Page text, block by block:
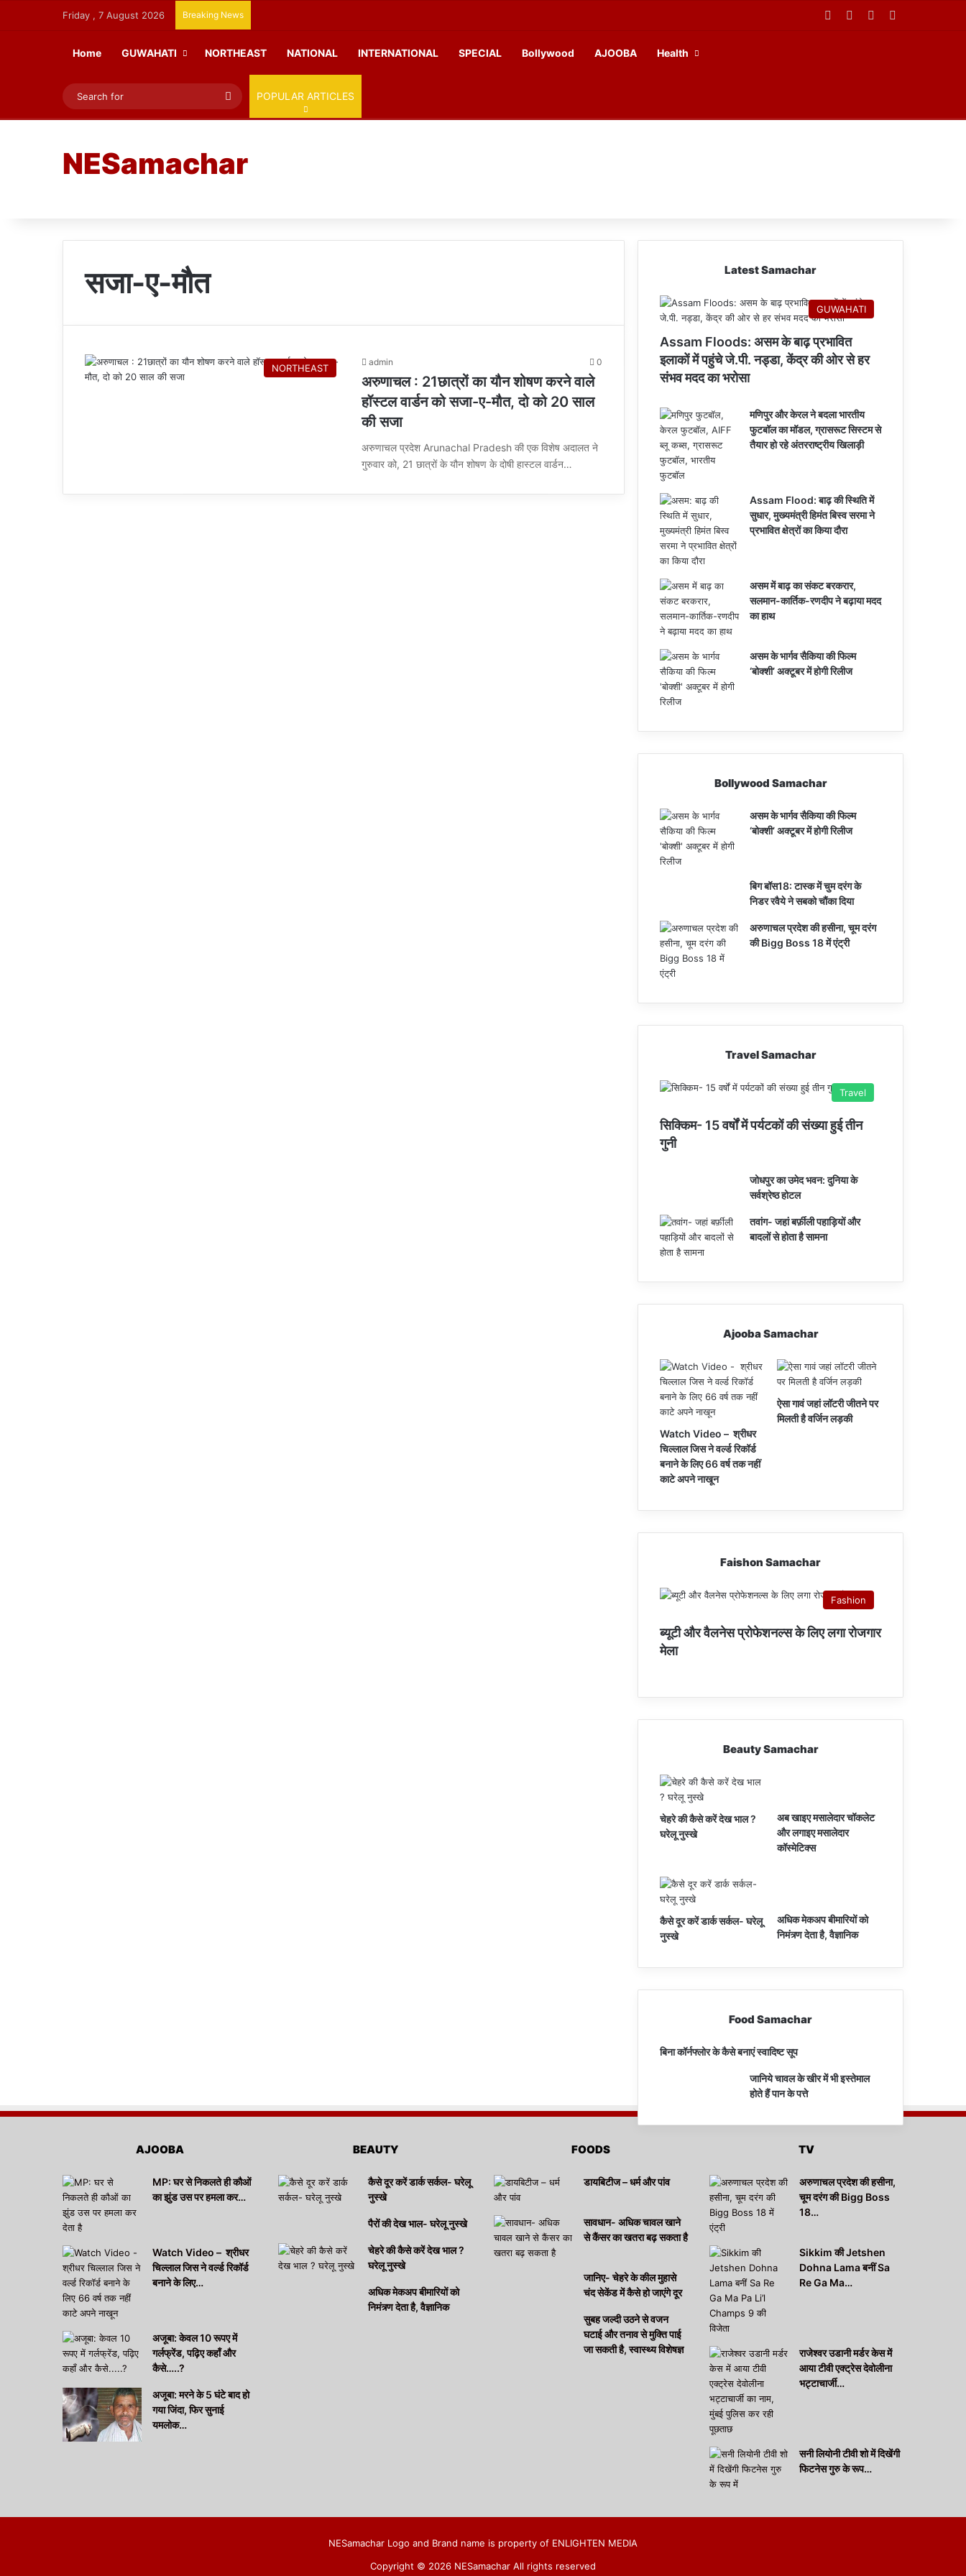
Friday , 7 August 2026 Breaking News Facebook YouTube
Home GUWAHATI NORTHEAST NATIONAL INTERNATIONAL SPECIAL Bollywood AJOOBA Health
Search
for
POPULAR ARTICLES
NESamachar
सजा-ए-मौत
NORTHEAST
admin 0
अरुणाचल : 21छात्रों का यौन शोषण करने वाले
हॉस्टल वार्डन को सजा-ए-मौत, दो को 20 साल
की सजा
अरुणाचल प्रदेश Arunachal Pradesh की एक विशेष अदालत ने
गुरुवार को, 21 छात्रों के यौन शोषण के दोषी हास्टल वार्डन…
Latest Samachar
GUWAHATI
Assam Floods: असम के बाढ़ प्रभावित
इलाकों में पहुंचे जे.पी. नड्डा, केंद्र की ओर से हर
संभव मदद का भरोसा
मणिपुर और केरल ने बदला भारतीय
फुटबॉल का मॉडल, ग्रासरूट सिस्टम से
तैयार हो रहे अंतरराष्ट्रीय खिलाड़ी
Assam Flood: बाढ़ की स्थिति में
सुधार, मुख्यमंत्री हिमंत बिस्व सरमा ने
प्रभावित क्षेत्रों का किया दौरा
असम में बाढ़ का संकट बरकरार,
सलमान-कार्तिक-रणदीप ने बढ़ाया मदद
का हाथ
असम के भार्गव सैकिया की फिल्म
‘बोक्शी’ अक्टूबर में होगी रिलीज
Bollywood Samachar
असम के भार्गव सैकिया की फिल्म
‘बोक्शी’ अक्टूबर में होगी रिलीज
बिग बॉस18: टास्क में चुम दरंग के
निडर रवैये ने सबको चौंका दिया
अरुणाचल प्रदेश की हसीना, चूम दरंग
की Bigg Boss 18 में एंट्री
Travel Samachar
Travel
सिक्किम- 15 वर्षों में पर्यटकों की संख्या हुई तीन
गुनी
जोधपुर का उमेद भवन: दुनिया के
सर्वश्रेष्ठ होटल
तवांग- जहां बर्फ़ीली पहाड़ियों और
बादलों से होता है सामना
Ajooba Samachar
Watch Video – श्रीधर
चिल्लाल जिस ने वर्ल्ड रिकॉर्ड
बनाने के लिए 66 वर्ष तक नहीं
काटे अपने नाखून
ऐसा गावं जहां लॉटरी जीतने पर
मिलती है वर्जिन लड़की
Faishon Samachar
Fashion
ब्यूटी और वैलनेस प्रोफेशनल्स के लिए लगा रोजगार
मेला
Beauty Samachar
चेहरे की कैसे करें देख भाल ?
घरेलू नुस्खे
अब खाइए मसालेदार चॉकलेट
और लगाइए मसालेदार
कॉस्‍मेटिक्‍स
कैसे दूर करें डार्क सर्कल- घरेलू
नुस्खे
अधिक मेकअप बीमारियों को
निमंत्र्ण देता है, वैज्ञानिक
Food Samachar
बिना कॉर्नफ्लोर के कैसे बनाएं स्वादिष्ट सूप
जानिये चावल के खीर में भी इस्तेमाल
होते हैं पान के पत्ते
AJOOBA
MP: घर से निकलते ही कौओं
का झुंड उस पर हमला कर…
Watch Video – श्रीधर
चिल्लाल जिस ने वर्ल्ड रिकॉर्ड
बनाने के लिए…
अजूबा: केवल 10 रूपए में
गर्लफ्रेंड, पढ़िए कहाँ और
कैसे…..?
अजूबा: मरने के 5 घंटे बाद हो
गया जिंदा, फिर सुनाई
यमलोक…
BEAUTY
कैसे दूर करें डार्क सर्कल- घरेलू
नुस्खे
पैरों की देख भाल- घरेलू नुस्खे
चेहरे की कैसे करें देख भाल ?
घरेलू नुस्खे
अधिक मेकअप बीमारियों को
निमंत्र्ण देता है, वैज्ञानिक
FOODS
डायबिटीज – धर्म और पांव
सावधान- अधिक चावल खाने
से कैंसर का खतरा बढ़ सकता है
जानिए- चेहरे के कील मुहासे
चंद सेकेंड में कैसे हो जाएंगे दूर
सुबह जल्दी उठने से वजन
घटाई और तनाव से मुक्ति पाई
जा सकती है, स्वास्थ्य विशेषज्ञ
TV
अरुणाचल प्रदेश की हसीना,
चूम दरंग की Bigg Boss
18…
Sikkim की Jetshen
Dohna Lama बनीं Sa
Re Ga Ma…
राजेश्वर उडानी मर्डर केस में
आया टीवी एक्ट्रेस देवोलीना
भट्टाचार्जी…
सनी लियोनी टीवी शो में दिखेंगी
फिटनेस गुरु के रूप…
NESamachar Logo and Brand name is property of ENLIGHTEN MEDIA
Copyright © 2026 NESamachar All rights reserved